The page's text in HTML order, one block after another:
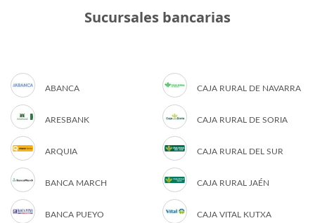
Sucursales bancarias
ABANCA
ARESBANK
ARQUIA
BANCA MARCH
BANCA PUEYO
CAJA RURAL DE NAVARRA
CAJA RURAL DE SORIA
CAJA RURAL DEL SUR
CAJA RURAL JAÉN
CAJA VITAL KUTXA